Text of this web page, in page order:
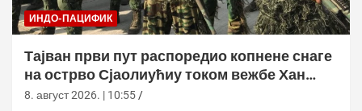
ИНДО-ПАЦИФИК
Тајван први пут распоредио копнене снаге
на острво Сјаолиућиу током вежбе Хан
Куанг 42
8. август 2026. | 10:55